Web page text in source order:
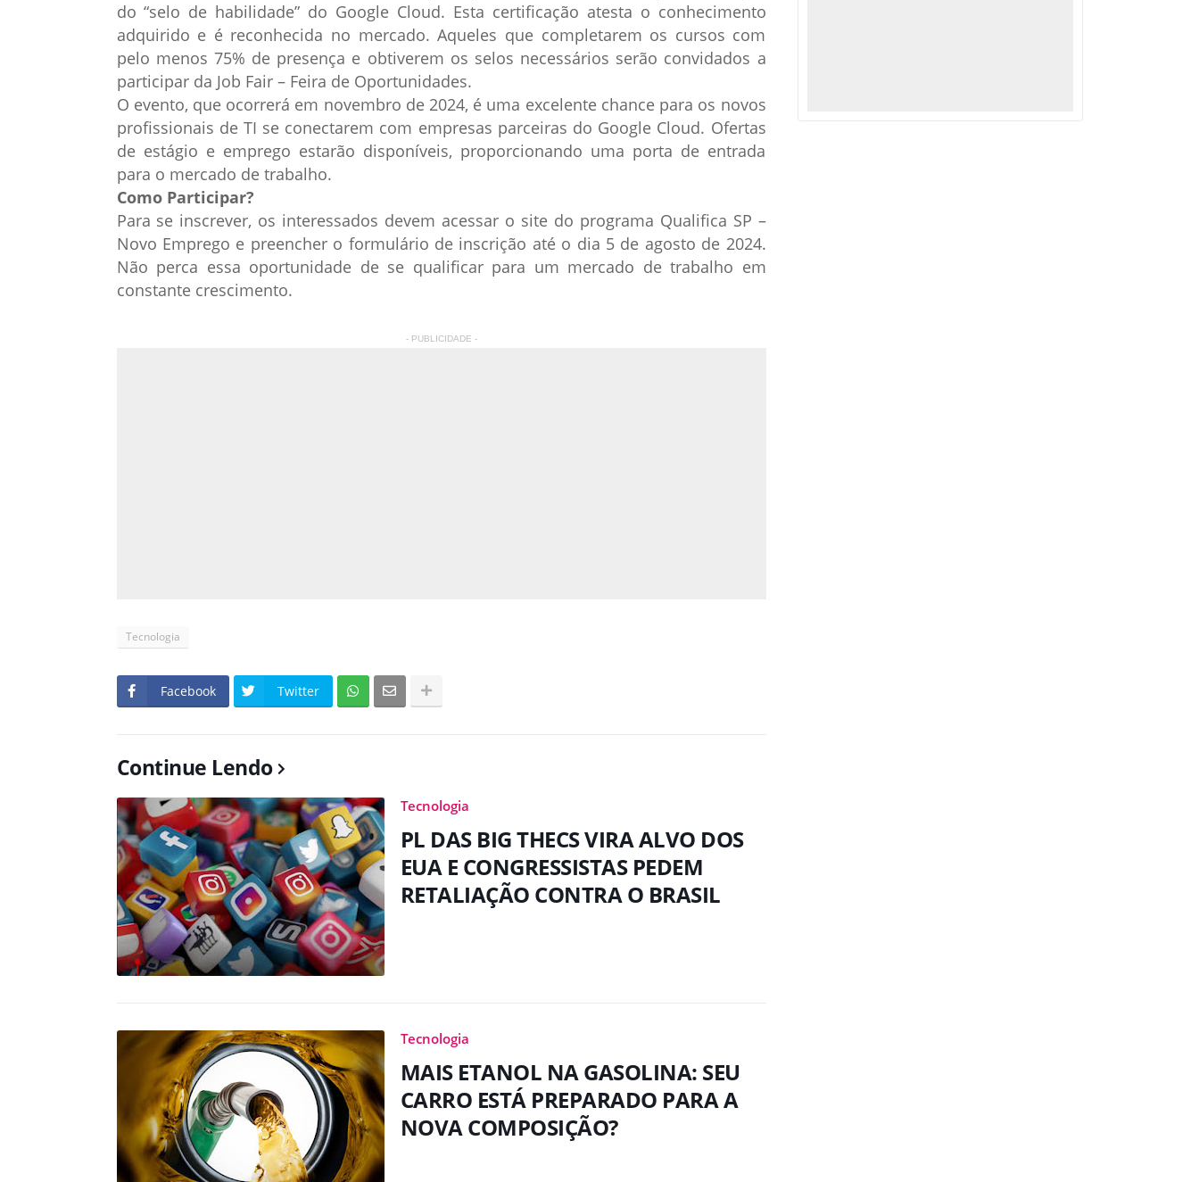
do “selo de habilidade” do Google Cloud. Esta certificação atesta o conhecimento
adquirido e é reconhecida no mercado. Aqueles que completarem os cursos com
pelo menos 75% de presença e obtiverem os selos necessários serão convidados a
participar da Job Fair – Feira de Oportunidades.
O evento, que ocorrerá em novembro de 2024, é uma excelente chance para os novos
profissionais de TI se conectarem com empresas parceiras do Google Cloud. Ofertas
de estágio e emprego estarão disponíveis, proporcionando uma porta de entrada
para o mercado de trabalho.
Como Participar?
Para se inscrever, os interessados devem acessar o site do programa Qualifica SP –
Novo Emprego e preencher o formulário de inscrição até o dia 5 de agosto de 2024.
Não perca essa oportunidade de se qualificar para um mercado de trabalho em
constante crescimento.
- PUBLICIDADE -
Tecnologia
Facebook Twitter
Continue Lendo
Tecnologia
PL DAS BIG THECS VIRA ALVO DOS
EUA E CONGRESSISTAS PEDEM
RETALIAÇÃO CONTRA O BRASIL
Tecnologia
MAIS ETANOL NA GASOLINA: SEU
CARRO ESTÁ PREPARADO PARA A
NOVA COMPOSIÇÃO?